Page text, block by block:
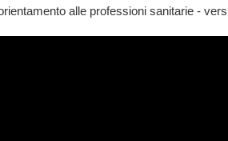
alle professioni sanitarie -